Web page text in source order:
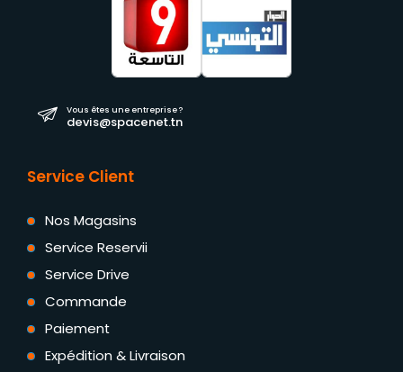
Vous êtes une entreprise ?
devis@spacenet.tn
Service Client
Nos Magasins
Service Reservii
Service Drive
Commande
Paiement
Expédition & Livraison